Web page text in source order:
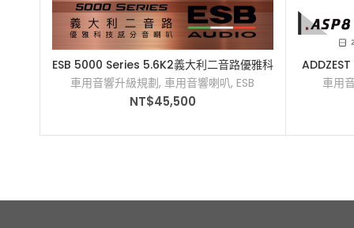
加入購物車
ESB 5000 Series 5.6K2義大利二音路優雅科
技感分音喇叭
車用音響升級規劃,車用音響喇叭, ESB
NT$45,500
車用